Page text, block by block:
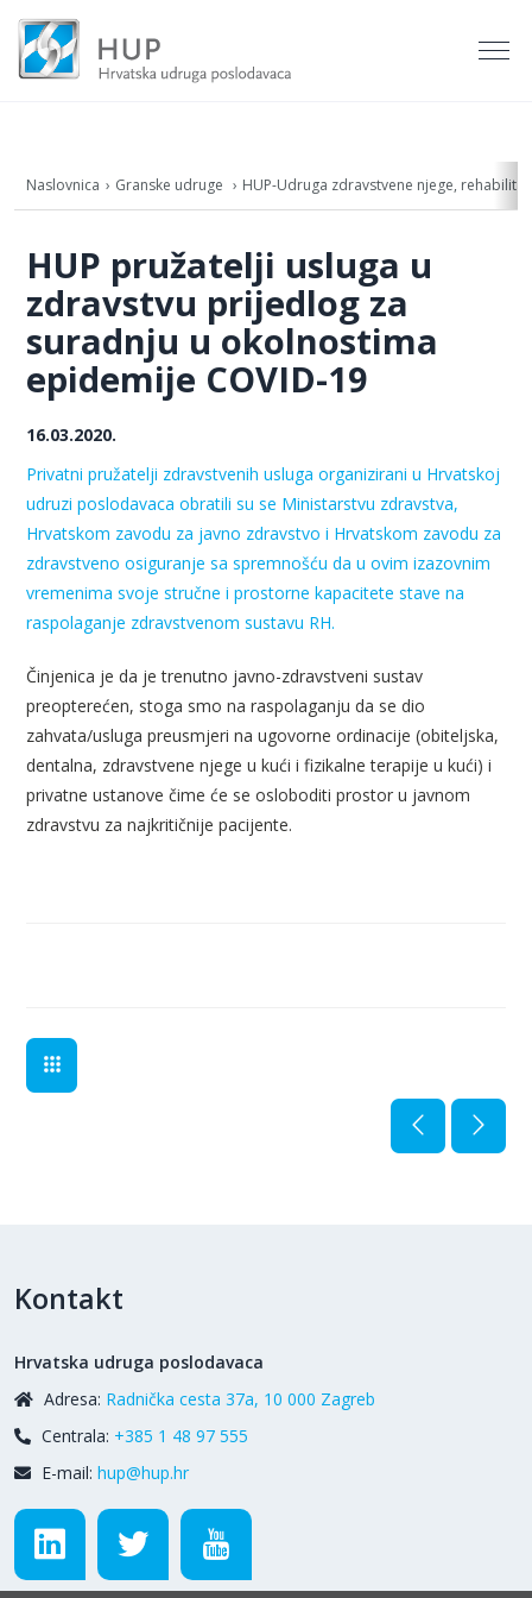
Naslovnica Granske udruge HUP-Udruga zdravstvene njege,
HUP pružatelji usluga u
zdravstvu prijedlog za
suradnju u okolnostima
epidemije COVID-19
16.03.2020.
Privatni pružatelji zdravstvenih usluga organizirani u Hrvatskoj
udruzi poslodavaca obratili su se Ministarstvu zdravstva,
Hrvatskom zavodu za javno zdravstvo i Hrvatskom zavodu za
zdravstveno osiguranje sa spremnošću da u ovim izazovnim
vremenima svoje stručne i prostorne kapacitete stave na
raspolaganje zdravstvenom sustavu RH.
Činjenica je da je trenutno javno-zdravstveni sustav
preopterećen, stoga smo na raspolaganju da se dio
zahvata/usluga preusmjeri na ugovorne ordinacije (obiteljska,
dentalna, zdravstvene njege u kući i fizikalne terapije u kući) i
privatne ustanove čime će se osloboditi prostor u javnom
zdravstvu za najkritičnije pacijente.
Kontakt
Hrvatska udruga poslodavaca
Adresa: Radnička cesta 37a, 10 000 Zagreb
Centrala: +385 1 48 97 555
E-mail: hup@hup.hr